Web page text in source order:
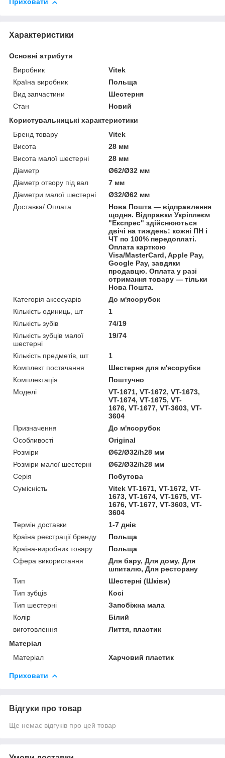
Приховати
Характеристики
Основні атрибути
Виробник
Vitek
Країна виробник
Польща
Вид запчастини
Шестерня
Стан
Новий
Користувальницькі характеристики
Бренд товару
Vitek
Висота
28 мм
Висота малої шестерні
28 мм
Діаметр
Ø62/Ø32 мм
Діаметр отвору під вал
7 мм
Діаметри малої шестерні
Ø32/Ø62 мм
Доставка/ Оплата
Нова Пошта — відправлення
щодня. Відправки Укріплеєм
"Експрес" здійснюються
двічі на тиждень: кожні ПН і
ЧТ по 100% передоплаті.
Оплата карткою
Visa/MasterCard, Apple Pay,
Google Pay, завдяки
продавцю. Оплата у разі
отримання товару — тільки
Нова Пошта.
Категорія аксесуарів
До м'ясорубок
Кількість одиниць, шт
1
Кількість зубів
74/19
Кількість зубців малої
шестерні
19/74
Кількість предметів, шт
1
Комплект постачання
Шестерня для м'ясорубки
Комплектація
Поштучно
Моделі
VT-1671, VT-1672, VT-1673,
VT-1674, VT-1675, VT-
1676, VT-1677, VT-3603, VT-
3604
Призначення
До м'ясорубок
Особливості
Original
Розміри
Ø62/Ø32/h28 мм
Розміри малої шестерні
Ø62/Ø32/h28 мм
Серія
Побутова
Сумісність
Vitek VT-1671, VT-1672, VT-
1673, VT-1674, VT-1675, VT-
1676, VT-1677, VT-3603, VT-
3604
Термін доставки
1-7 днів
Країна реєстрації бренду
Польща
Країна-виробник товару
Польща
Сфера використання
Для бару, Для дому, Для
шпиталю, Для ресторану
Тип
Шестерні (Шківи)
Тип зубців
Косі
Тип шестерні
Запобіжна мала
Колір
Білий
виготовлення
Лиття, пластик
Матеріал
Матеріал
Харчовий пластик
Приховати
Відгуки про товар
Ще немає відгуків про цей товар